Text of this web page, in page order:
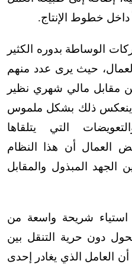
داخل خطوط الإنتاج.
الوساطة بدوره الكثير
حيث يرى عدد منهم
مقابل مالي شهري نظير
لا ينعكس ذلك بشكل ملموس
التي يتلقاها
العمال أن هذا النظام
الجهد المبذول والمقابل
استياء شريحة واسعة من
دون حرية التنقل بين
العامل الذي يغادر إحدى